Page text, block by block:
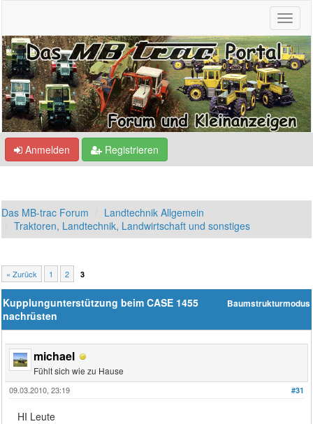
Anmelden Registrieren
Das MB-trac Forum
Landtechnik Allgemein
Traktoren, Landtechnik, Landwirtschaft und sonstiges
« Zurück 1 2 3
Baumstrukturmodus
Kupplungunterstützung beim CASE 1455
nachrüsten
michael
Fühlt sich wie zu Hause
#31
09.03.2010, 23:19
HI Leute